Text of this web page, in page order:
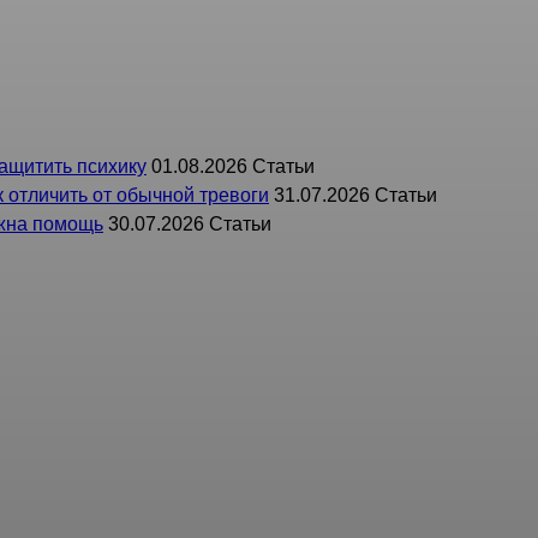
психику 01.08.2026 Статьи
от обычной тревоги 31.07.2026 Статьи
помощь 30.07.2026 Статьи